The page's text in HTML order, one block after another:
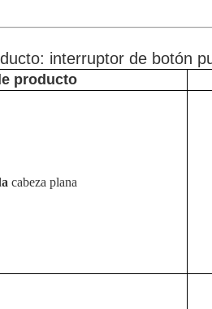
interruptor de botón
producto
cabeza plana